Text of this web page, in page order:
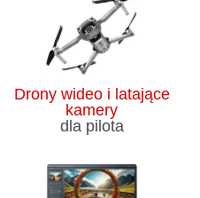
Drony wideo i latające
kamery
dla pilota